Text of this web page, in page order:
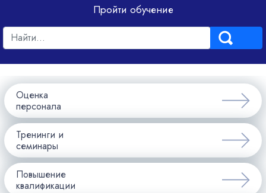
Пройти обучение
Оценка
персонала
Тренинги и
семинары
Повышение
квалификации